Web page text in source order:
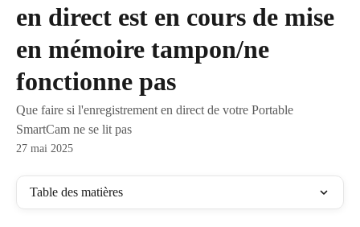
en direct est en cours de mise
en mémoire tampon/ne
fonctionne pas
Que faire si l'enregistrement en direct de votre Portable
SmartCam ne se lit pas
27 mai 2025
Table des matières